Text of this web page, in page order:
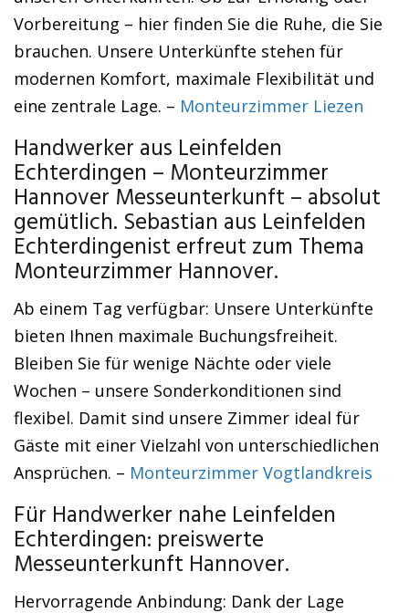
Vorbereitung – hier finden Sie die Ruhe, die Sie
brauchen. Unsere Unterkünfte stehen für
modernen Komfort, maximale Flexibilität und
eine zentrale Lage. – Monteurzimmer Liezen
Handwerker aus Leinfelden
Echterdingen – Monteurzimmer
Hannover Messeunterkunft – absolut
gemütlich. Sebastian aus Leinfelden
Echterdingenist erfreut zum Thema
Monteurzimmer Hannover.
Ab einem Tag verfügbar: Unsere Unterkünfte
bieten Ihnen maximale Buchungsfreiheit.
Bleiben Sie für wenige Nächte oder viele
Wochen – unsere Sonderkonditionen sind
flexibel. Damit sind unsere Zimmer ideal für
Gäste mit einer Vielzahl von unterschiedlichen
Ansprüchen. – Monteurzimmer Vogtlandkreis
Für Handwerker nahe Leinfelden
Echterdingen: preiswerte
Messeunterkunft Hannover.
Hervorragende Anbindung: Dank der Lage